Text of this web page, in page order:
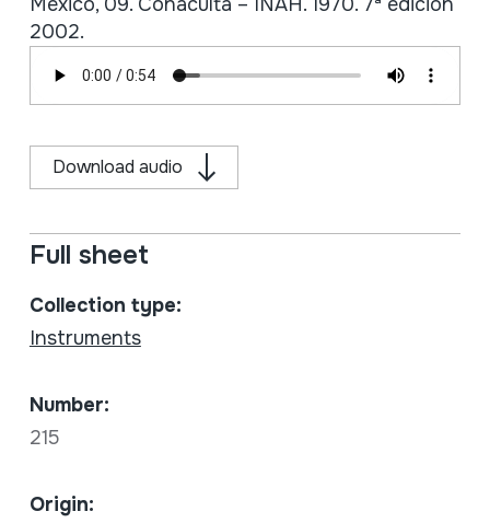
2002.
Download audio
Full sheet
Collection type:
Instruments
Number:
215
Origin: